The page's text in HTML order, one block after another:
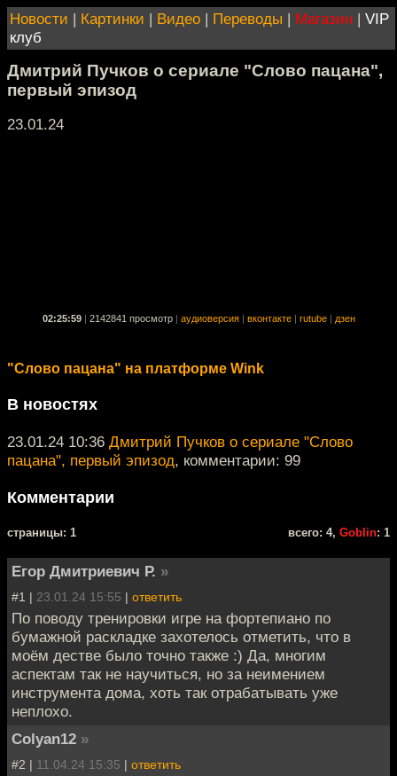
Новости | Картинки | Видео | Переводы | Магазин | VIP
клуб
Дмитрий Пучков о сериале "Слово пацана",
первый эпизод
23.01.24
02:25:59 2142841 просмотр аудиоверсия вконтакте rutube дзен
"Слово пацана" на платформе Wink
В новостях
23.01.24 10:36 Дмитрий Пучков о сериале "Слово
пацана", первый эпизод, комментарии: 99
Комментарии
cтраницы: 1 всего: 4, Goblin: 1
Егор Дмитриевич Р. »
#1 | 23.01.24 15:55 | ответить
По поводу тренировки игре на фортепиано по
бумажной раскладке захотелось отметить, что в
моём дестве было точно также :) Да, многим
аспектам так не научиться, но за неимением
инструмента дома, хоть так отрабатывать уже
неплохо.
Colyan12 »
#2 | 11.04.24 15:35 | ответить